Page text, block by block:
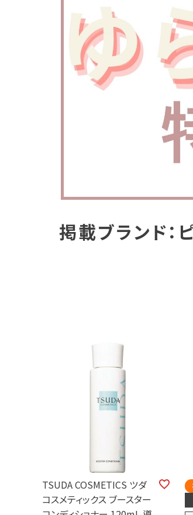
掲載ブランド：
TSUDA COSMETICS ツダ
コスメティックス ブースター